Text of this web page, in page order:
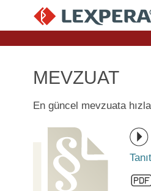
MEVZUAT
En güncel mevzuata